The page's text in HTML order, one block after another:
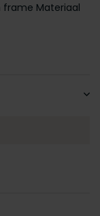
frame Materiaal